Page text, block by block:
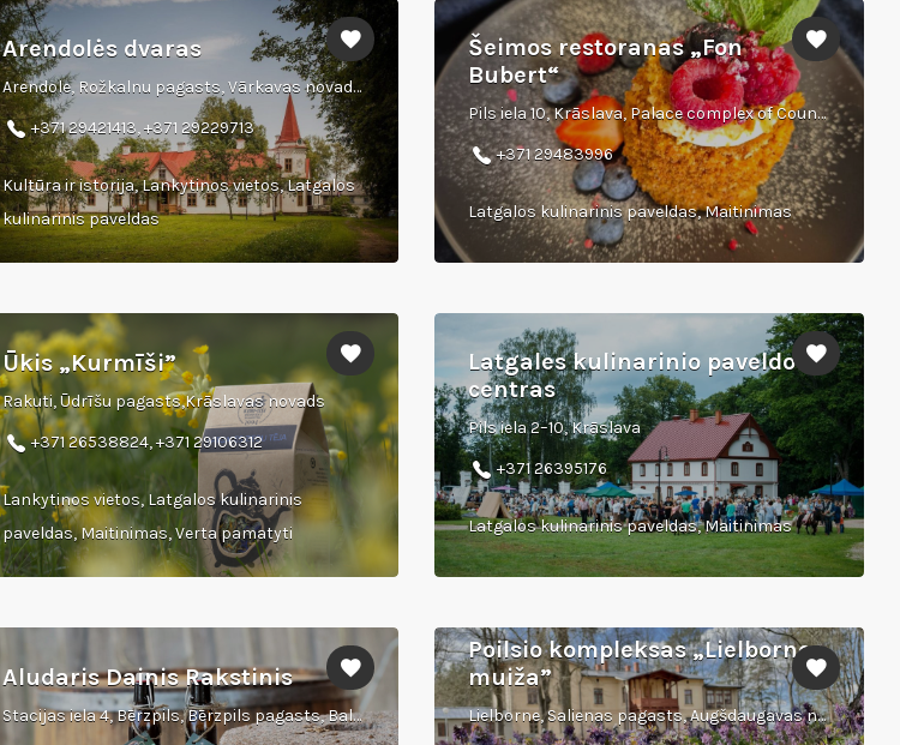
Arendolės dvaras
Arendole, Rožkalnu pagasts, Vārkavas novads, LV-5325, Latvija
+371 29421413, +371 29229713
Kultūra ir istorija, Lankytinos vietos, Latgalos
kulinarinis paveldas
Šeimos restoranas „Fon
Bubert“
Pils iela 10, Krāslava, Palace complex of Counts Plāters
+371 29483996
Latgalos kulinarinis paveldas, Maitinimas
Ūkis „Kurmīši”
Rakuti, Ūdrīšu pagasts,Krāslavas novads
+371 26538824, +371 29106312
Lankytinos vietos, Latgalos kulinarinis
paveldas, Maitinimas, Verta pamatyti
Latgales kulinarinio paveldo
centras
Pils iela 2–10, Krāslava
+371 26395176
Latgalos kulinarinis paveldas, Maitinimas
Aludaris Dainis Rakstinis
Stacijas iela 4, Bērzpils, Bērzpils pagasts, Balvu novads
Poilsio kompleksas „Lielbornes
muiža”
Lielborne, Salienas pagasts, Augšdaugavas novads